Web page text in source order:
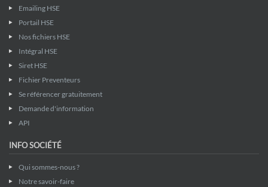
Emailing HSE
Portail HSE
Nos fichiers HSE
Intégral HSE
Siret HSE
Fichier Preventeurs
Se référencer gratuitement
Demande d'information
API
INFO SOCIÉTÉ
Qui sommes-nous ?
Notre savoir-faire